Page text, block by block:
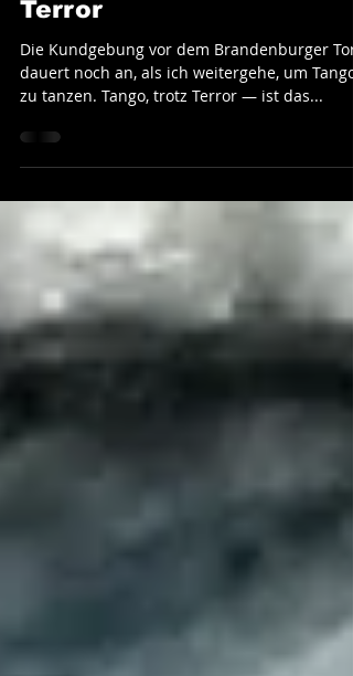
Kolumne: Tango, trotz
Terror
dauert noch an, als ich weitergehe, um Tango
zu tanzen. Tango, trotz Terror — ist das...